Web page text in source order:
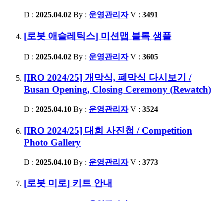
D : 2025.04.02 By : 운영관리자 V : 3491
[로봇 애슬레틱스] 미션맵 블록 샘플
D : 2025.04.02 By : 운영관리자 V : 3605
[IRO 2024/25] 개막식, 폐막식 다시보기 /
Busan Opening, Closing Ceremony (Rewatch)
D : 2025.04.10 By : 운영관리자 V : 3524
[IRO 2024/25] 대회 사진첩 / Competition
Photo Gallery
D : 2025.04.10 By : 운영관리자 V : 3773
[로봇 미로] 키트 안내